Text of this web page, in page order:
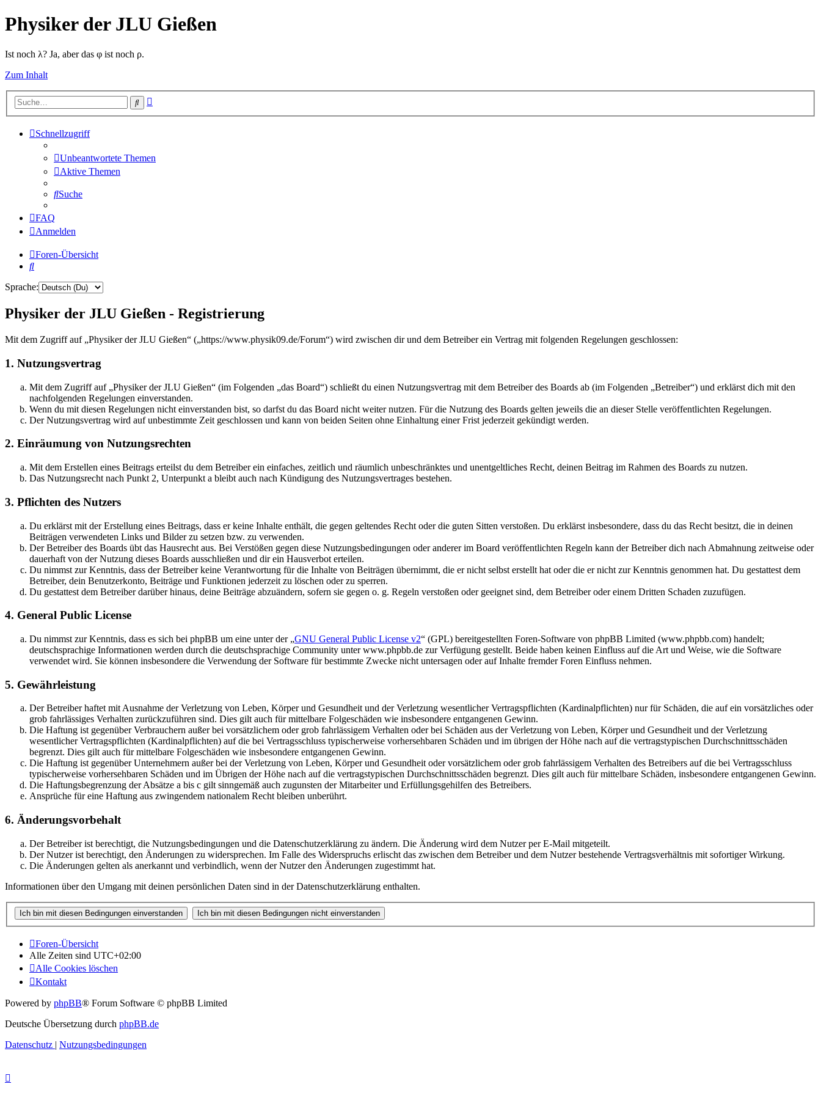
Physiker der JLU Gießen
Ist noch λ? Ja, aber das φ ist noch ρ.
Zum Inhalt
Suche
Schnellzugriff
Unbeantwortete Themen
Aktive Themen
Suche
FAQ
Anmelden
Foren-Übersicht
Suche
Sprache:
Physiker der JLU Gießen - Registrierung
Mit dem Zugriff auf „Physiker der JLU Gießen“ („https://www.physik09.de/Forum“) wird zwischen dir und dem Betreiber ein Vertrag mit folgenden Regelungen geschlossen:
1. Nutzungsvertrag
Mit dem Zugriff auf „Physiker der JLU Gießen“ (im Folgenden „das Board“) schließt du einen Nutzungsvertrag mit dem Betreiber des Boards ab (im Folgenden „Betreiber“) und erklärst dich mit den
nachfolgenden Regelungen einverstanden.
Wenn du mit diesen Regelungen nicht einverstanden bist, so darfst du das Board nicht weiter nutzen. Für die Nutzung des Boards gelten jeweils die an dieser Stelle veröffentlichten Regelungen.
Der Nutzungsvertrag wird auf unbestimmte Zeit geschlossen und kann von beiden Seiten ohne Einhaltung einer Frist jederzeit gekündigt werden.
2. Einräumung von Nutzungsrechten
Mit dem Erstellen eines Beitrags erteilst du dem Betreiber ein einfaches, zeitlich und räumlich unbeschränktes und unentgeltliches Recht, deinen Beitrag im Rahmen des Boards zu nutzen.
Das Nutzungsrecht nach Punkt 2, Unterpunkt a bleibt auch nach Kündigung des Nutzungsvertrages bestehen.
3. Pflichten des Nutzers
Du erklärst mit der Erstellung eines Beitrags, dass er keine Inhalte enthält, die gegen geltendes Recht oder die guten Sitten verstoßen. Du erklärst insbesondere, dass du das Recht besitzt, die in deinen
Beiträgen verwendeten Links und Bilder zu setzen bzw. zu verwenden.
Der Betreiber des Boards übt das Hausrecht aus. Bei Verstößen gegen diese Nutzungsbedingungen oder anderer im Board veröffentlichten Regeln kann der Betreiber dich nach Abmahnung zeitweise oder
dauerhaft von der Nutzung dieses Boards ausschließen und dir ein Hausverbot erteilen.
Du nimmst zur Kenntnis, dass der Betreiber keine Verantwortung für die Inhalte von Beiträgen übernimmt, die er nicht selbst erstellt hat oder die er nicht zur Kenntnis genommen hat. Du gestattest dem
Betreiber, dein Benutzerkonto, Beiträge und Funktionen jederzeit zu löschen oder zu sperren.
Du gestattest dem Betreiber darüber hinaus, deine Beiträge abzuändern, sofern sie gegen o. g. Regeln verstoßen oder geeignet sind, dem Betreiber oder einem Dritten Schaden zuzufügen.
4. General Public License
Du nimmst zur Kenntnis, dass es sich bei phpBB um eine unter der „GNU General Public License v2“ (GPL) bereitgestellten Foren-Software von phpBB Limited (www.phpbb.com) handelt;
deutschsprachige Informationen werden durch die deutschsprachige Community unter www.phpbb.de zur Verfügung gestellt. Beide haben keinen Einfluss auf die Art und Weise, wie die Software
verwendet wird. Sie können insbesondere die Verwendung der Software für bestimmte Zwecke nicht untersagen oder auf Inhalte fremder Foren Einfluss nehmen.
5. Gewährleistung
Der Betreiber haftet mit Ausnahme der Verletzung von Leben, Körper und Gesundheit und der Verletzung wesentlicher Vertragspflichten (Kardinalpflichten) nur für Schäden, die auf ein vorsätzliches oder
grob fahrlässiges Verhalten zurückzuführen sind. Dies gilt auch für mittelbare Folgeschäden wie insbesondere entgangenen Gewinn.
Die Haftung ist gegenüber Verbrauchern außer bei vorsätzlichem oder grob fahrlässigem Verhalten oder bei Schäden aus der Verletzung von Leben, Körper und Gesundheit und der Verletzung
wesentlicher Vertragspflichten (Kardinalpflichten) auf die bei Vertragsschluss typischerweise vorhersehbaren Schäden und im übrigen der Höhe nach auf die vertragstypischen Durchschnittsschäden
begrenzt. Dies gilt auch für mittelbare Folgeschäden wie insbesondere entgangenen Gewinn.
Die Haftung ist gegenüber Unternehmern außer bei der Verletzung von Leben, Körper und Gesundheit oder vorsätzlichem oder grob fahrlässigem Verhalten des Betreibers auf die bei Vertragsschluss
typischerweise vorhersehbaren Schäden und im Übrigen der Höhe nach auf die vertragstypischen Durchschnittsschäden begrenzt. Dies gilt auch für mittelbare Schäden, insbesondere entgangenen Gewinn.
Die Haftungsbegrenzung der Absätze a bis c gilt sinngemäß auch zugunsten der Mitarbeiter und Erfüllungsgehilfen des Betreibers.
Ansprüche für eine Haftung aus zwingendem nationalem Recht bleiben unberührt.
6. Änderungsvorbehalt
Der Betreiber ist berechtigt, die Nutzungsbedingungen und die Datenschutzerklärung zu ändern. Die Änderung wird dem Nutzer per E-Mail mitgeteilt.
Der Nutzer ist berechtigt, den Änderungen zu widersprechen. Im Falle des Widerspruchs erlischt das zwischen dem Betreiber und dem Nutzer bestehende Vertragsverhältnis mit sofortiger Wirkung.
Die Änderungen gelten als anerkannt und verbindlich, wenn der Nutzer den Änderungen zugestimmt hat.
Informationen über den Umgang mit deinen persönlichen Daten sind in der Datenschutzerklärung enthalten.
Foren-Übersicht
Alle Zeiten sind UTC+02:00
Alle Cookies löschen
Kontakt
Powered by phpBB® Forum Software © phpBB Limited
Deutsche Übersetzung durch phpBB.de
Datenschutz | Nutzungsbedingungen